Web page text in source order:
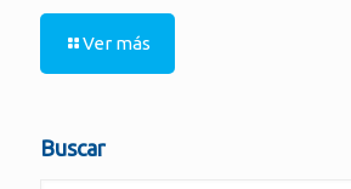
Ver más
Buscar